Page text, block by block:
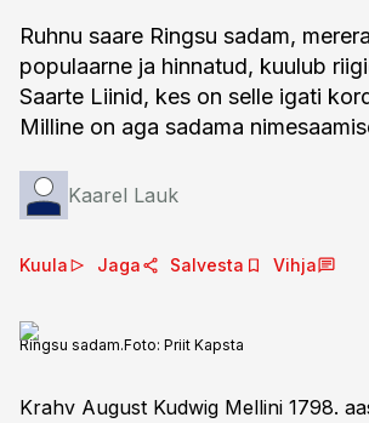
Ruhnu saare Ringsu sadam,
populaarne ja hinnatud, kuulub
Saarte Liinid, kes on selle igati
Milline on aga sadama
Kaarel Lauk
Kuula Jaga Salvesta Vihja
Ringsu sadam.Foto: Priit Kapsta
Krahv August Kudwig Mellini 1798.